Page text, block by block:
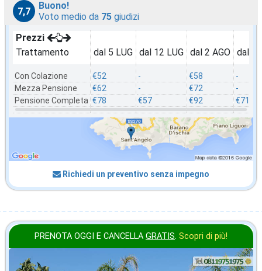
7,7
Buono!
Voto medio da 75 giudizi
Prezzi
Trattamento
Con Colazione
Mezza Pensione
Pensione Completa
dal 5 LUG
€52
€62
€78
dal 12 LUG
-
-
€57
dal 2 AGO
€58
€72
€92
dal 2
-
-
€71
Richiedi un preventivo senza impegno
PRENOTA OGGI E CANCELLA GRATIS. Scopri di più!